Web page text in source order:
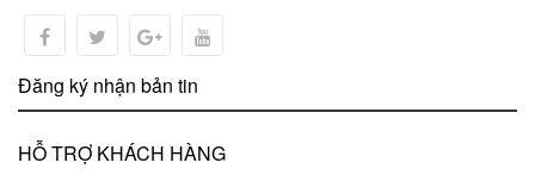
Đăng ký nhận bản tin
HỖ TRỢ KHÁCH HÀNG